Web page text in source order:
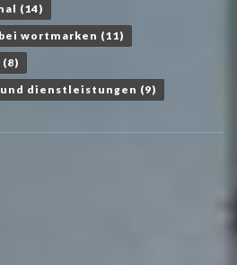
(14)
wortmarken (11)
(8)
dienstleistungen (9)